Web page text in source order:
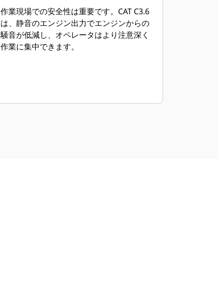
作業現場での安全性は重要です。CAT C3.6
は、静音のエンジン出力でエンジンからの
騒音が低減し、オペレータはより注意深く
作業に集中できます。